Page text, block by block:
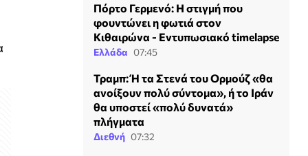
Πόρτο Γερμενό: Η στιγμή που
φουντώνει η φωτιά στον
Κιθαιρώνα - Εντυπωσιακό timelapse
Ελλάδα 07:45
Τραμπ: Ή τα Στενά του Ορμούζ «θα
ανοίξουν πολύ σύντομα», ή το Ιράν
θα υποστεί «πολύ δυνατά»
πλήγματα
Διεθνή 07:32